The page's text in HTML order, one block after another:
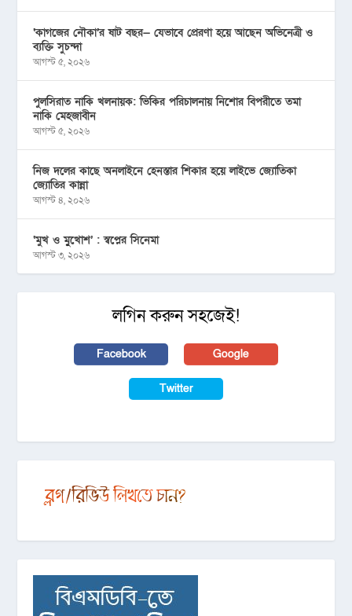
‘কাগজের নৌকা’র ষাট বছর— যেভাবে প্রেরণা হয়ে আছেন অভিনেত্রী ও
ব্যক্তি সুচন্দা
আগস্ট ৫, ২০২৬
পুলসিরাত নাকি খলনায়ক: ভিকির পরিচালনায় নিশোর বিপরীতে তমা
নাকি মেহজাবীন
আগস্ট ৫, ২০২৬
নিজ দলের কাছে অনলাইনে হেনস্তার শিকার হয়ে লাইভে জ্যোতিকা
জ্যোতির কান্না
আগস্ট ৪, ২০২৬
‘মুখ ও মু্খোশ’ : স্বপ্নের সিনেমা
আগস্ট ৩, ২০২৬
লগিন করুন সহজেই!
Facebook Google
Twitter